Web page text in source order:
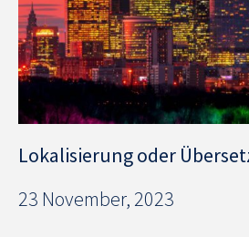
Lokalisierung oder
23 November, 2023